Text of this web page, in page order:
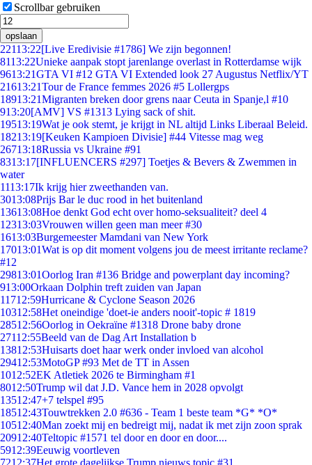
Scrollbar gebruiken
opslaan
22113:22[Live Eredivisie #1786] We zijn begonnen!
8113:22Unieke aanpak stopt jarenlange overlast in Rotterdamse wijk
9613:21GTA VI #12 GTA VI Extended look 27 Augustus Netflix/YT
21613:21Tour de France femmes 2026 #5 Lollergps
18913:21Migranten breken door grens naar Ceuta in Spanje,l #10
913:20[AMV] VS #1313 Lying sack of shit.
19513:19Wat je ook stemt, je krijgt in NL altijd Links Liberaal Beleid.
18213:19[Keuken Kampioen Divisie] #44 Vitesse mag weg
26713:18Russia vs Ukraine #91
8313:17[INFLUENCERS #297] Toetjes & Bevers & Zwemmen in
water
1113:17Ik krijg hier zweethanden van.
3013:08Prijs Bar le duc rood in het buitenland
13613:08Hoe denkt God echt over homo-seksualiteit? deel 4
12313:03Vrouwen willen geen man meer #30
1613:03Burgemeester Mamdani van New York
17013:01Wat is op dit moment volgens jou de meest irritante reclame?
#12
29813:01Oorlog Iran #136 Bridge and powerplant day incoming?
913:00Orkaan Dolphin treft zuiden van Japan
11712:59Hurricane & Cyclone Season 2026
10312:58Het oneindige 'doet-ie anders nooit'-topic # 1819
28512:56Oorlog in Oekraïne #1318 Drone baby drone
27112:55Beeld van de Dag Art Installation b
13812:53Huisarts doet haar werk onder invloed van alcohol
29412:53MotoGP #93 Met de TT in Assen
1012:52EK Atletiek 2026 te Birmingham #1
8012:50Trump wil dat J.D. Vance hem in 2028 opvolgt
13512:47+7 telspel #95
18512:43Touwtrekken 2.0 #636 - Team 1 beste team *G* *O*
10512:40Man zoekt mij en bedreigt mij, nadat ik met zijn zoon sprak
20912:40Teltopic #1571 tel door en door en door....
5912:39Eeuwig voortleven
7212:37Het grote dagelijkse Trump nieuws topic #31